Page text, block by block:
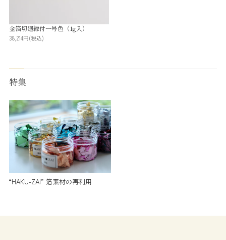
金箔切廻縁付一号色（1g入）
38,214円(税込)
特集
“HAKU-ZAI” 箔素材の再利用